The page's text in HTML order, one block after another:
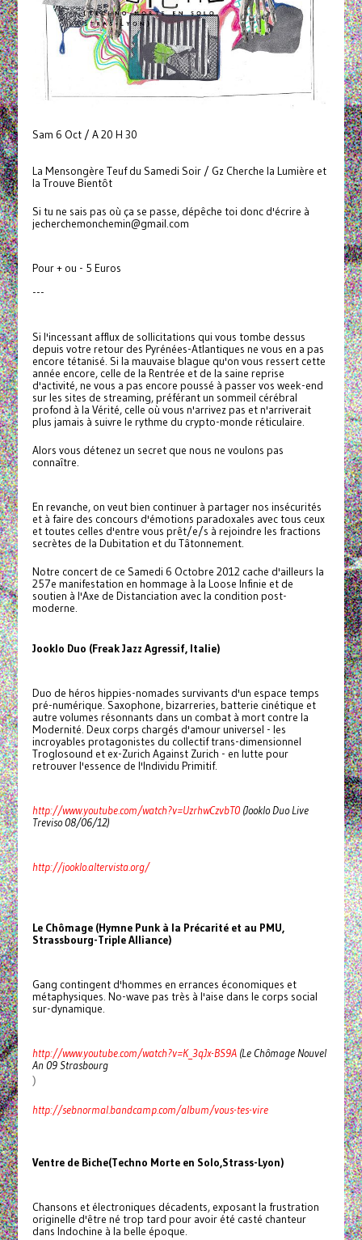
Sam 6 Oct / A 20 H 30
La Mensongère Teuf du Samedi Soir / Gz Cherche la Lumière et
la Trouve Bientôt
Si tu ne sais pas où ça se passe, dépêche toi donc d'écrire à
jecherchemonchemin@gmail.com
Pour + ou - 5 Euros
---
Si l'incessant afflux de sollicitations qui vous tombe dessus
depuis votre retour des Pyrénées-Atlantiques ne vous en a pas
encore tétanisé. Si la mauvaise blague qu'on vous ressert cette
année encore, celle de la Rentrée et de la saine reprise
d'activité, ne vous a pas encore poussé à passer vos week-end
sur les sites de streaming, préférant un sommeil cérébral
profond à la Vérité, celle où vous n'arrivez pas et n'arriverait
plus jamais à suivre le rythme du crypto-monde réticulaire.
Alors vous détenez un secret que nous ne voulons pas
connaître.
En revanche, on veut bien continuer à partager nos insécurités
et à faire des concours d'émotions paradoxales avec tous ceux
et toutes celles d'entre vous prêt/e/s à rejoindre les fractions
secrètes de la Dubitation et du Tâtonnement.
Notre concert de ce Samedi 6 Octobre 2012 cache d'ailleurs la
257e manifestation en hommage à la Loose Infinie et de
soutien à l'Axe de Distanciation avec la condition post-
moderne.
Jooklo Duo (Freak Jazz Agressif, Italie)
Duo de héros hippies-nomades survivants d'un espace temps
pré-numérique. Saxophone, bizarreries, batterie cinétique et
autre volumes résonnants dans un combat à mort contre la
Modernité. Deux corps chargés d'amour universel - les
incroyables protagonistes du collectif trans-dimensionnel
Troglosound et ex-Zurich Against Zurich - en lutte pour
retrouver l'essence de l'Individu Primitif.
http://www.youtube.com/watch?v=UzrhwCzvbT0(Jooklo Duo Live
Treviso 08/06/12)
http://jooklo.altervista.org/
Le Chômage (Hymne Punk à la Précarité et au PMU,
Strassbourg-Triple Alliance)
Gang contingent d'hommes en errances économiques et
métaphysiques. No-wave pas très à l'aise dans le corps social
sur-dynamique.
http://www.youtube.com/watch?v=K_3qJx-BS9A(Le Chômage Nouvel
An 09 Strasbourg
)
http://sebnormal.bandcamp.com/album/vous-tes-vire
Ventre de Biche(Techno Morte en Solo,Strass-Lyon)
Chansons et électroniques décadents, exposant la frustration
originelle d'être né trop tard pour avoir été casté chanteur
dans Indochine à la belle époque.